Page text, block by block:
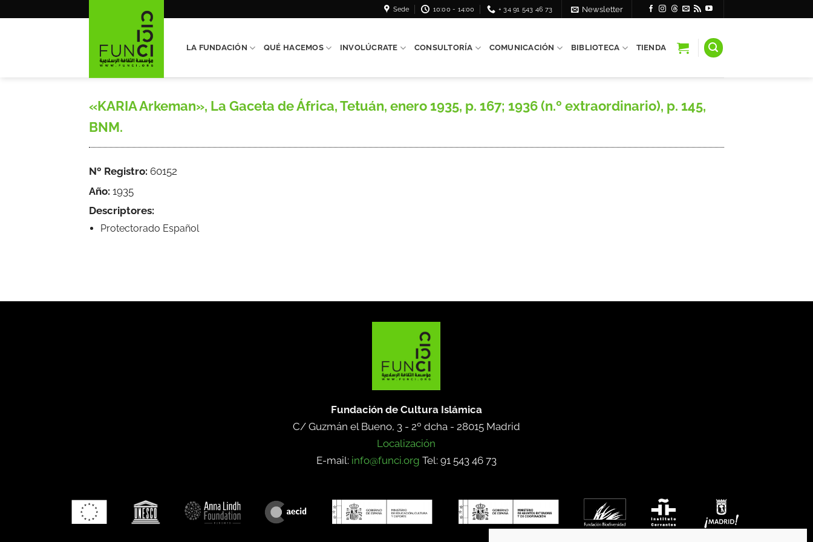
Sede 10:00 - 14:00 + 34 91 543 46 73 Newsletter
LA FUNDACIÓN QUÉ HACEMOS INVOLÚCRATE CONSULTORÍA COMUNICACIÓN BIBLIOTECA TIENDA
«KARIA Arkeman», La Gaceta de África, Tetuán, enero 1935, p. 167; 1936 (n.º extraordinario), p. 145,
BNM.
Nº Registro: 60152
Año: 1935
Descriptores:
Protectorado Español
Fundación de Cultura Islámica
C/ Guzmán el Bueno, 3 - 2º dcha - 28015 Madrid
Localización
E-mail: info@funci.org Tel: 91 543 46 73